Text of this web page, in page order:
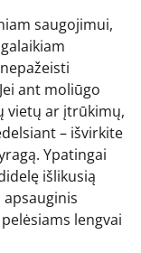
saugojimui,
ant moliūgo
vietų ar įtrūkimų,
– išvirkite
Ypatingai
išlikusią
lengvai